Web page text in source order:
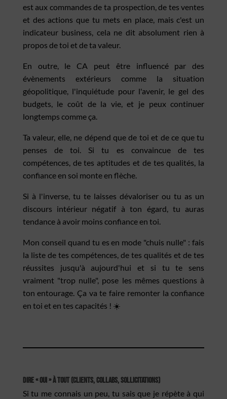
est aux commandes de ta prospection, de tes ventes
et des actions que tu mets en place, mais c'est un
indicateur business, cela ne dit absolument rien à
propos de toi et de ta valeur.
En outre, le CA peut être influencé par des
évènements extérieurs comme la situation
géopolitique, l'inquiétude pour l'avenir, le gel des
budgets, le coût de la vie, et je peux continuer
longtemps comme ça.
Ta valeur, elle, ne dépend que de toi et de ce que tu
penses de toi. Si tu es convaincue de tes
compétences, de tes aptitudes et de tes qualités, la
confiance en soi monte en flèche.
Si à l'inverse, tu te laisses dévaloriser ou tu as un
discours intérieur négatif à ton égard, tu auras
tendance à avoir moins confiance en toi.
Mon conseil quand tu es en mode "chuis nulle" : fais
la liste de tes compétences, de tes qualités et de tes
réussites jusqu'à aujourd'hui et si tu te sens
vraiment "trop nulle", pose les mêmes questions à
ton entourage. Ça va te faire remonter la confiance
en toi et en tes capacités ! ☀️
Dire « oui » à tout (clients, collabs, sollicitations)
Si tu me connais un peu, tu sais que je répète à qui